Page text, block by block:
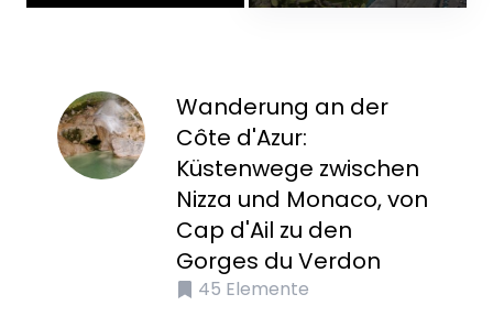
Wanderung an der
Côte d'Azur:
Küstenwege zwischen
Nizza und Monaco, von
Cap d'Ail zu den
Gorges du Verdon
45 Elemente